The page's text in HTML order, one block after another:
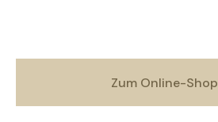
Zum Online-Shop